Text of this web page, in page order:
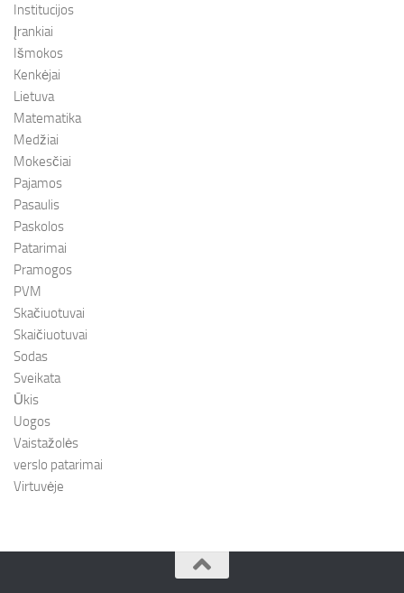
Institucijos
Įrankiai
Išmokos
Kenkėjai
Lietuva
Matematika
Medžiai
Mokesčiai
Pajamos
Pasaulis
Paskolos
Patarimai
Pramogos
PVM
Skačiuotuvai
Skaičiuotuvai
Sodas
Sveikata
Ūkis
Uogos
Vaistažolės
verslo patarimai
Virtuvėje